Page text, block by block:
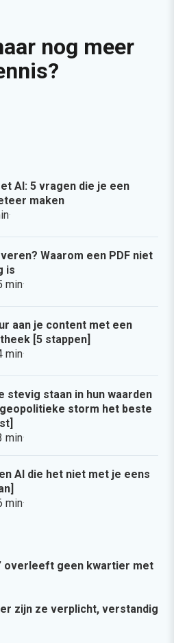
nog meer
AI: 5 vragen die je een
maken
·
Waarom een PDF niet
is
min·
aan je content met een
[5 stappen]
min·
stevig staan in hun waarden
storm het beste
min·
AI die het niet met je eens
min·
overleeft geen kwartier met
zijn ze verplicht, verstandig